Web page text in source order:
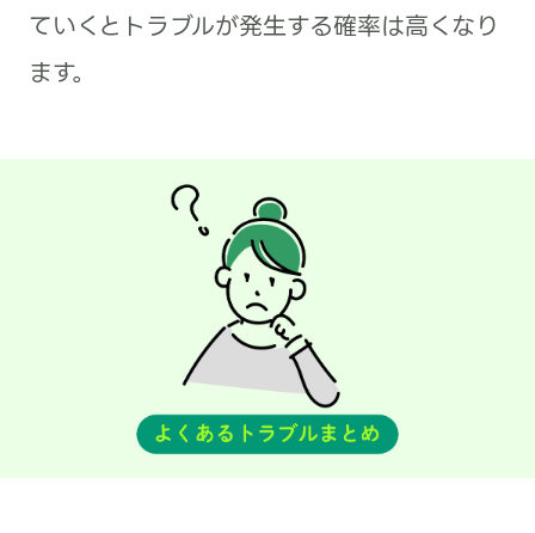
ていくとトラブルが発生する確率は高くなり
ます。